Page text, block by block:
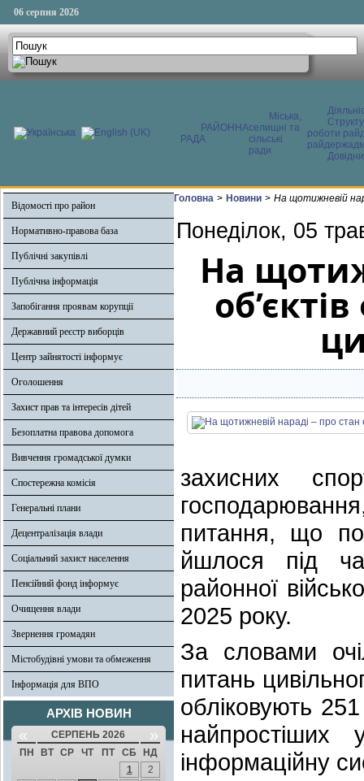
06 серпня 2026
РАЙОННА
РАДА
Міська,
селищні та
сільські
ради
роботи
Відомості про район
Нормативно-правова база
Публічні закупівлі
Публічна інформація
Запобігання проявам корупції
Державний реєстр виборців
Центр зайнятості інформує
Оголошення
Захист прав та інтересів дітей
Безоплатна правова допомога
Вивчення громадської думки
Спостережна комісія
Генеральні плани
Децентралізація влади
Соціальний захист населення
Пенсійний фонд інформує
Очищення влади
Звернення громадян
Містобудівні умови та обмеження
Інформація для ВПО
АРХІВ НОВИН
« СЕРПЕНЬ 2026 »
ПН ВТ СР ЧТ ПТ СБ
НД
1
2
Головна > Новини > На щотижневій
Понеділок, 05
На
захисних
питання, що
йшлося під
районної
2025 року.
За словами
питань
обліковують
найпростіших
інформаційну